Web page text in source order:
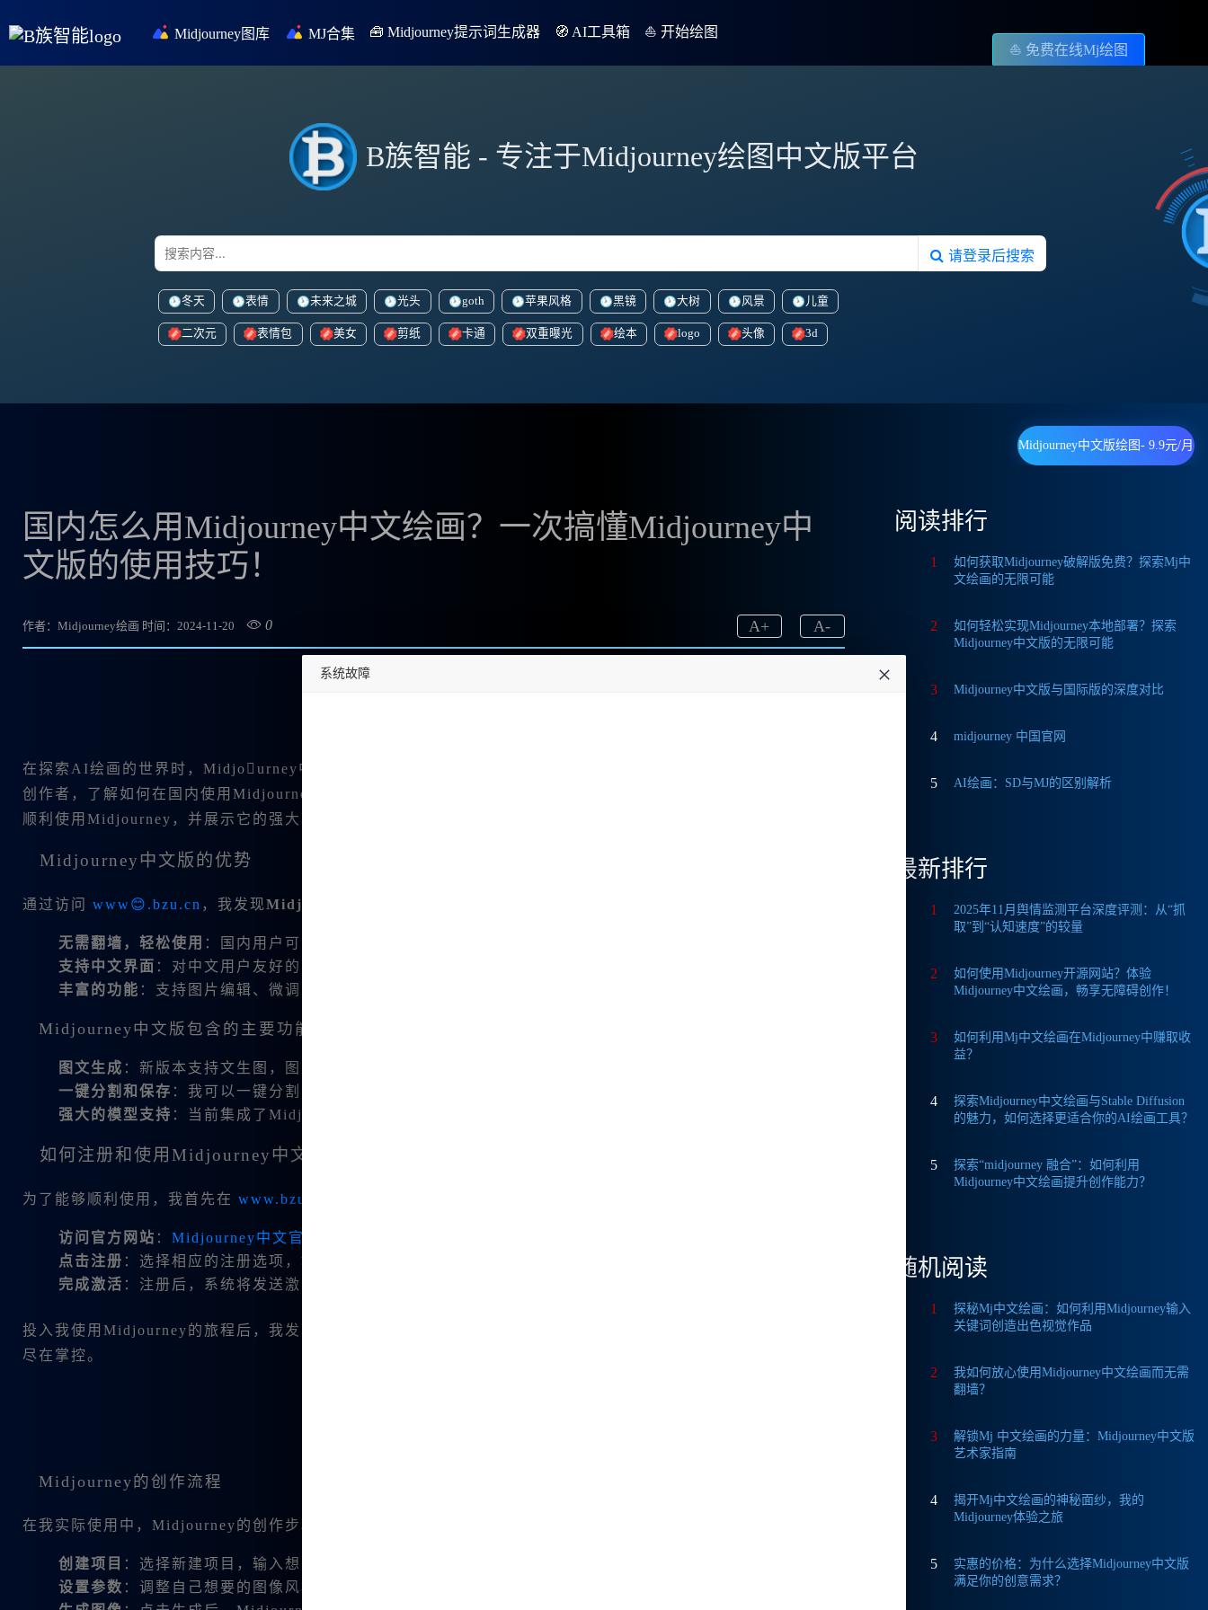
Midjourney图库 MJ合集 🧰 Midjourney提示词生成器 🧭 AI工具箱
⛵️ 开始绘图
⛵️ 免费在线Mj绘图
B族智能 - 专注于Midjourney绘图中文版平台
请登录后搜索
冬天 表情 未来之城 光头 goth 苹果风格 黑镜 大树 风景 儿童
二次元 表情包 美女 剪纸 卡通 双重曝光 绘本 logo 头像 3d
Midjourney中文版绘图- 9.9元/月
国内怎么用Midjourney中文绘画？一次搞懂Midjourney中
文版的使用技巧！
作者：Midjourney绘画 时间：2024-11-20 0 A-
A+
在探索AI绘画的世界时， Midjourney中😊文版帮助我重新定义了创作的可能性。无论你是初学者还是有经验的
创作者，了解如何在国内使用Midjourney都能让我经历一次无障碍的创作之旅。现在，让我与大家分享如何在国内
顺利使用Midjourney，并展示它的强大功能。
Midjourney中文版的优势
通过访问 www😊.bzu.cn ，我发现Midjourne😊y中文版
无需翻墙，轻松使用 ：国内用户可以直接访问，无需VPN或其他翻墙工具。
支持中文界面 ：对中文用户友好的界面，使得任何人都能轻松上手。
丰富的功能 ：支持图片编辑、微调、变幻、平移、扩图、局部重绘等功能，应有尽有。
Midjourney中文版包含的主要功能
图文生成 ：新版本支持文生图，图生图，方便创作各种风格的艺术作品。
一键分割和保存 ：我可以一键分割图片，轻松下载保存四张四宫格的作品。
强大的模型支持 ：当前集成了Midjourney V6.1、niji6版本，兼容最新的绘图模型。
如何注册和使用Midjourney中文版？
为了能够顺利使用，我首先在 www.bzu.cn
访问官方网站 ： Midjourney中文官网
点击注册 ：选择相应的注册选项，填写必要信息。
完成激活 ：注册后，系统将发送激活邮件，按照提示完成激活。
投入我使用Midjourney的旅程后，我发现其操作是相对简单的。无论是创建新项目还是编辑现有图片，所有功能都
尽在掌控。
Midjourney的创作流程
在我实际使用中，Midjourney的创作步骤如下：
创建项目 ：选择新建项目，输入想要的主题或关键字。
设置参数 ：调整自己想要的图像风格、类型等，可以选择具体的风格模板。
阅读排行
1
如何获取Midjourney破解版免费？探索Mj中
文绘画的无限可能
2
如何轻松实现Midjourney本地部署？探索
Midjourney中文版的无限可能
3 Midjourney中文版与国际版的深度对比
4 midjourney 中国官网
5 AI绘画：SD与MJ的区别解析
最新排行
1
2025年11月舆情监测平台深度评测：从“抓
取”到“认知速度”的较量
2
如何使用Midjourney开源网站？体验
Midjourney中文绘画，畅享无障碍创作！
3
如何利用Mj中文绘画在Midjourney中赚取收
益？
4
探索Midjourney中文绘画与Stable Diffusion
的魅力，如何选择更适合你的AI绘画工具？
5
探索“midjourney 融合”：如何利用
Midjourney中文绘画提升创作能力？
随机阅读
1
探秘Mj中文绘画：如何利用Midjourney输入
关键词创造出色视觉作品
2
我如何放心使用Midjourney中文绘画而无需
翻墙？
3
解锁Mj 中文绘画的力量：Midjourney中文版
艺术家指南
4
揭开Mj中文绘画的神秘面纱，我的
Midjourney体验之旅
5
实惠的价格：为什么选择Midjourney中文版
满足你的创意需求？
系统故障